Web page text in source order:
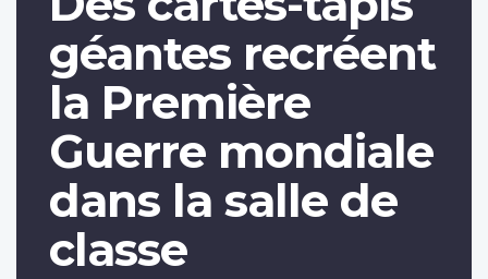
géantes recréent
la Première
Guerre mondiale
dans la salle de
classe